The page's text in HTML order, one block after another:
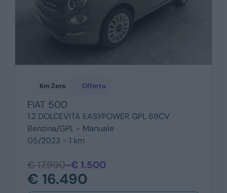
Km Zero Offerta
FIAT 500
1.2 DOLCEVITA EASYPOWER GPL 69CV
Benzina/GPL - Manuale
05/2023 - 1 km
€ 17.990-€ 1.500
€ 16.490